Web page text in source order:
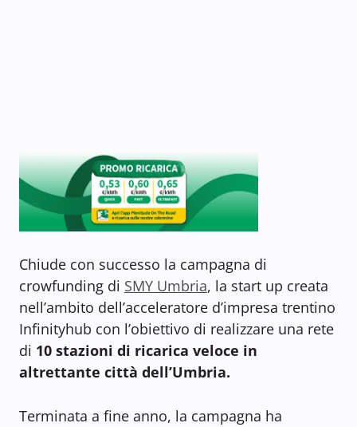
Chiude con successo la campagna di
crowfunding di SMY Umbria, la start up creata
nell’ambito dell’acceleratore d’impresa trentino
Infinityhub con l’obiettivo di realizzare una rete
di 10 stazioni di ricarica veloce in
altrettante città dell’Umbria.
Terminata a fine anno, la campagna ha